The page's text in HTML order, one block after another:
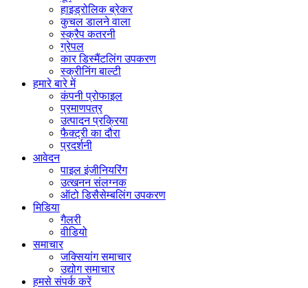
हाइड्रोलिक ब्रेकर
कुचल डालने वाला
स्क्रैप कतरनी
ग्रेपल
कार डिस्मैंटलिंग उपकरण
स्क्रीनिंग बाल्टी
हमारे बारे में
कंपनी प्रोफाइल
प्रमाणपत्र
उत्पादन प्रक्रिया
फैक्ट्री का दौरा
प्रदर्शनी
आवेदन
पाइल इंजीनियरिंग
उत्खनन संलग्नक
ऑटो डिसैसेम्बलिंग उपकरण
मिडिया
गैलरी
वीडियो
समाचार
जक्सियांग समाचार
उद्योग समाचार
हमसे संपर्क करें